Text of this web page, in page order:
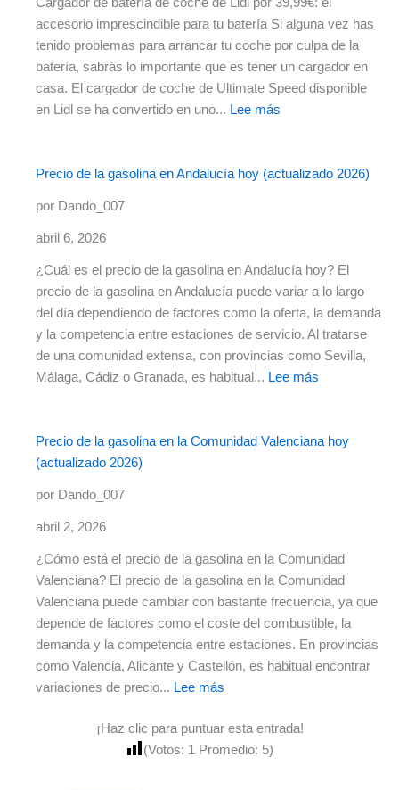
accesorio imprescindible para tu batería Si alguna vez has
tenido problemas para arrancar tu coche por culpa de la
batería, sabrás lo importante que es tener un cargador en
casa. El cargador de coche de Ultimate Speed disponible
en Lidl se ha convertido en uno... Lee más
coche
imprescindible
Precio de la gasolina en Andalucía hoy (actualizado 2026)
por Dando_007
abril 6, 2026
¿Cuál es el precio de la gasolina en Andalucía hoy? El
precio de la gasolina en Andalucía puede variar a lo largo
del día dependiendo de factores como la oferta, la demanda
y la competencia entre estaciones de servicio. Al tratarse
de una comunidad extensa, con provincias como Sevilla,
Málaga, Cádiz o Granada, es habitual... Lee más
la
Precio de la gasolina en la Comunidad Valenciana hoy
(actualizado 2026)
por Dando_007
abril 2, 2026
¿Cómo está el precio de la gasolina en la Comunidad
Valenciana? El precio de la gasolina en la Comunidad
Valenciana puede cambiar con bastante frecuencia, ya que
depende de factores como el coste del combustible, la
demanda y la competencia entre estaciones. En provincias
como Valencia, Alicante y Castellón, es habitual encontrar
variaciones de precio... Lee más
de
la
¡Haz clic para puntuar esta entrada!
(Votos: 1 Promedio: 5)